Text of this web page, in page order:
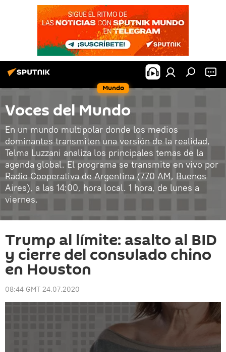
Mundo
Voces del Mundo
En un mundo multipolar donde los medios
dominantes transmiten una versión de la realidad,
Telma Luzzani analiza los principales temas de la
agenda global. El programa se transmite en vivo por
Radio Cooperativa de Argentina (770 AM, Buenos
Aires), a las 14:00, hora local. 1 hora, de lunes a
viernes.
Trump al límite: asalto al BID
y cierre del consulado chino
en Houston
08:44 GMT 24.07.2020